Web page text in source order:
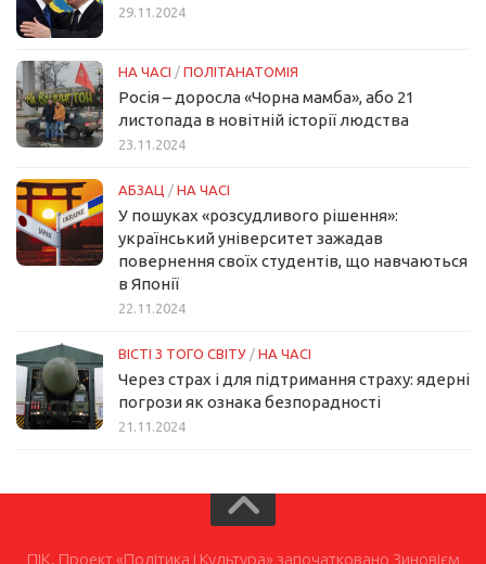
29.11.2024
НА ЧАСІ / ПОЛІТАНАТОМІЯ
Росія – доросла «Чорна мамба», або 21
листопада в новітній історії людства
23.11.2024
АБЗАЦ / НА ЧАСІ
У пошуках «розсудливого рішення»:
український університет зажадав
повернення своїх студентів, що навчаються
в Японії
22.11.2024
ВІСТІ З ТОГО СВІТУ / НА ЧАСІ
Через страх і для підтримання страху: ядерні
погрози як ознака безпорадності
21.11.2024
ПІК. Проект «Політика і Культура» започатковано Зиновієм